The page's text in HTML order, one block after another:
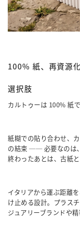
100% 紙、再資源
選択肢
カルトゥーは 100% 紙
紙糊での貼り合わせ、
の結束 ── 必要なのは
終わったあとは、古紙
イタリアから運ぶ距離
け止める設計。プラス
ジュアリーブランドや